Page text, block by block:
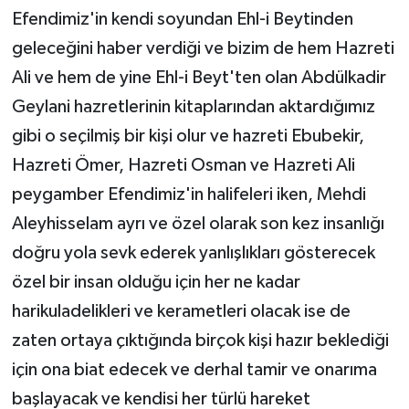
Efendimiz'in kendi soyundan Ehl-i Beytinden
geleceğini haber verdiği ve bizim de hem Hazreti
Ali ve hem de yine Ehl-i Beyt'ten olan Abdülkadir
Geylani hazretlerinin kitaplarından aktardığımız
gibi o seçilmiş bir kişi olur ve hazreti Ebubekir,
Hazreti Ömer, Hazreti Osman ve Hazreti Ali
peygamber Efendimiz'in halifeleri iken, Mehdi
Aleyhisselam ayrı ve özel olarak son kez insanlığı
doğru yola sevk ederek yanlışlıkları gösterecek
özel bir insan olduğu için her ne kadar
harikuladelikleri ve kerametleri olacak ise de
zaten ortaya çıktığında birçok kişi hazır beklediği
için ona biat edecek ve derhal tamir ve onarıma
başlayacak ve kendisi her türlü hareket